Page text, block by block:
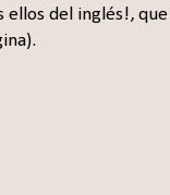
ellos del inglés!, que